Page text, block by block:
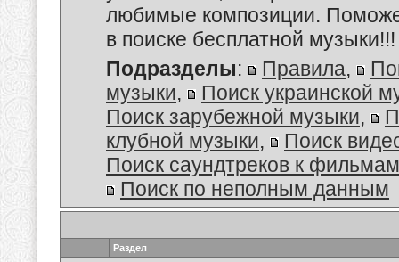
любимые композиции.
в поиске бесплатной музыки!!!
Подразделы: Правила,
музыки,
Поиск украинской
Поиск зарубежной музыки,
клубной музыки,
Поиск
Поиск саундтреков к
Поиск по неполным данным
Раздел